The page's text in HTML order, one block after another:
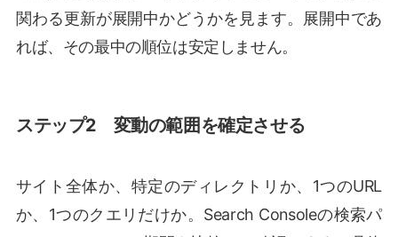
関わる更新が展開中かどうかを見ます。展開中であ
れば、その最中の順位は安定しません。
ステップ2 変動の範囲を確定させる
サイト全体か、特定のディレクトリか、1つのURL
か、1つのクエリだけか。Search Consoleの検索パ